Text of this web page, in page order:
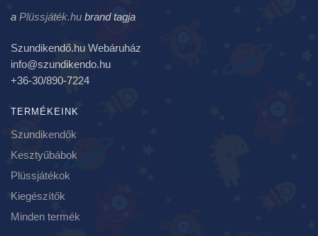
a Plüssjáték.hu brand tagja
Szundikendő.hu Webáruház
info@szundikendo.hu
+36-30/890-7224
TERMÉKEINK
Szundikendők
Kesztyűbábok
Plüssjátékok
Kiegészítők
Minden termék